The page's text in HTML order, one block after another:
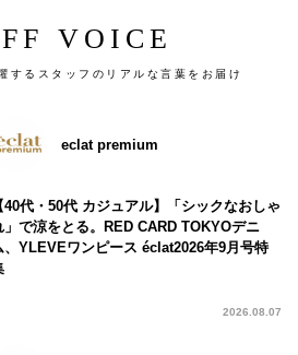
VOICE
るスタッフのリアルな言葉をお届け
eclat premium
40代・50代 カジュアル】「シックなおしゃ
」で涼をとる。RED CARD TOKYOデニ
、YLEVEワンピース éclat2026年9月号特
2026.08.07